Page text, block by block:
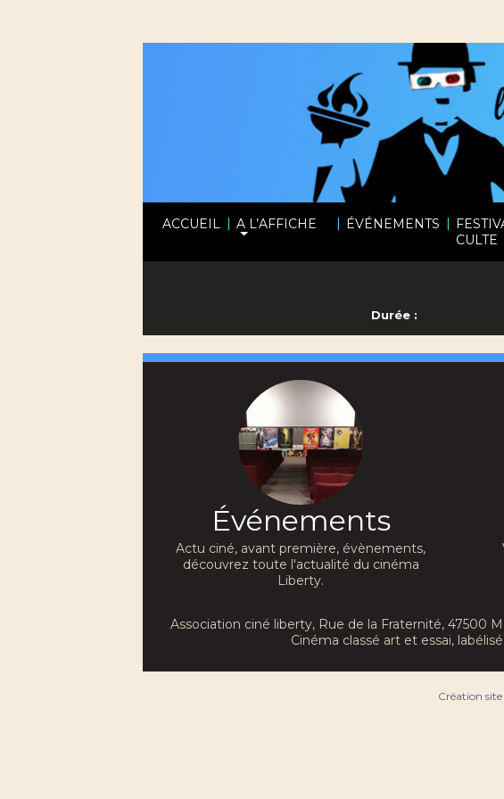
ACCUEIL | A L’AFFICHE | ÉVÉNEMENTS |
CULTE
Durée :
Événements
Actu ciné, avant première, évènements,
découvrez toute l'actualité du cinéma
Liberty.
Association ciné liberty, Rue de la Fraternité, 47500
Cinéma classé art et essai,
Création